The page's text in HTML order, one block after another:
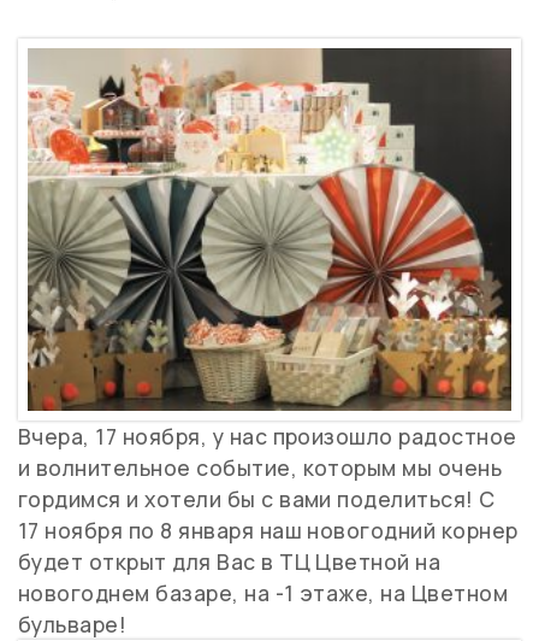
Вчера, 17 ноября, у нас произошло радостное
и волнительное событие, которым мы очень
гордимся и хотели бы с вами поделиться! С
17 ноября по 8 января наш новогодний корнер
будет открыт для Вас в ТЦ Цветной на
новогоднем базаре, на -1 этаже, на Цветном
бульваре!